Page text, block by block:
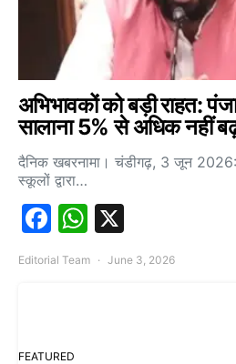
अभिभावकों को बड़ी राहत:
सालाना 5% से अधिक नहीं
दैनिक खबरनामा। चंडीगढ़, 3 जून
स्कूलों द्वारा…
Facebook
WhatsApp
Editorial Team June 3, 2026
FEATURED